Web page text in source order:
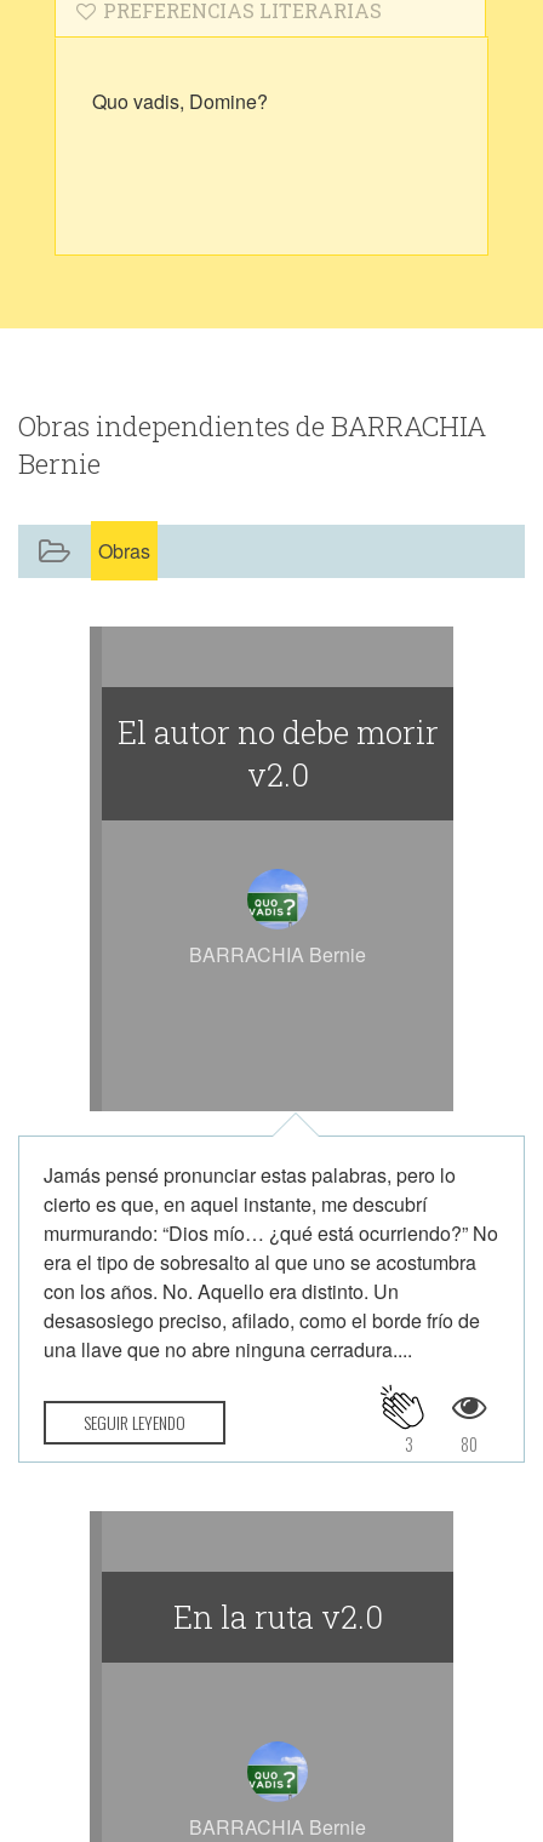
PREFERENCIAS LITERARIAS
Quo vadis, Domine?
Obras independientes de BARRACHIA
Bernie
Obras
El autor no debe morir
v2.0
BARRACHIA Bernie
Jamás pensé pronunciar estas palabras, pero lo
cierto es que, en aquel instante, me descubrí
murmurando: “Dios mío… ¿qué está ocurriendo?” No
era el tipo de sobresalto al que uno se acostumbra
con los años. No. Aquello era distinto. Un
desasosiego preciso, afilado, como el borde frío de
una llave que no abre ninguna cerradura....
SEGUIR LEYENDO
80
3
En la ruta v2.0
BARRACHIA Bernie